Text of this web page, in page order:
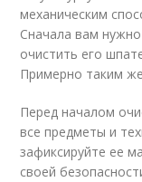
механическим
Сначала вам
очистить его
Примерно таким
Перед началом
все предметы и
зафиксируйте ее
своей